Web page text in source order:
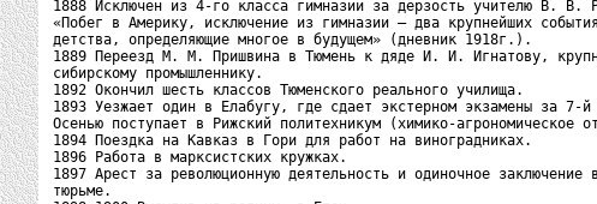
1888 Исключен из 4-го класса гимназии за дерзость учителю В. В.
«Побег в Америку, исключение из гимназии — два крупнейших
детства, определяющие многое в будущем» (дневник 1918г.).
1889 Переезд М. М. Пришвина в Тюмень к дяде И. И. Игнатову,
сибирскому промышленнику.
1892 Окончил шесть классов Тюменского реального училища.
1893 Уезжает один в Елабугу, где сдает экстерном экзамены за 7-й
Осенью поступает в Рижский политехникум (химико-агрономическое
1894 Поездка на Кавказ в Гори для работ на виноградниках.
1896 Работа в марксистских кружках.
1897 Арест за революционную деятельность и одиночное заключение
тюрьме.